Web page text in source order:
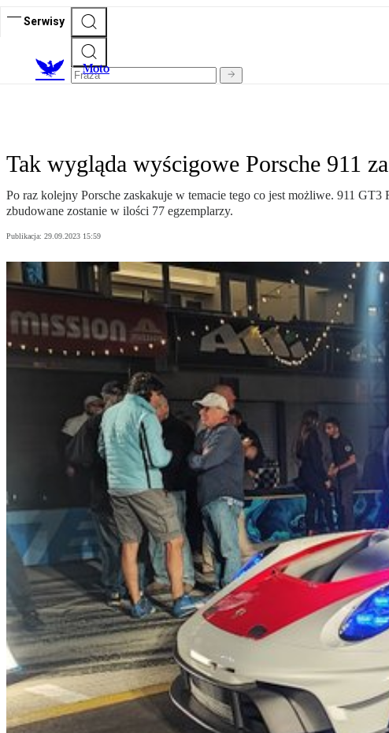
Serwisy
Moto
Tak wygląda wyścigowe Porsche 911
Po raz kolejny Porsche zaskakuje w temacie tego co jest możliwe. 911
zbudowane zostanie w ilości 77 egzemplarzy.
Publikacja: 29.09.2023 15:59